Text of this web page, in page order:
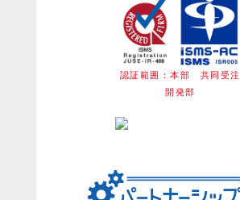
認証範囲：本部 共同受注
開発部